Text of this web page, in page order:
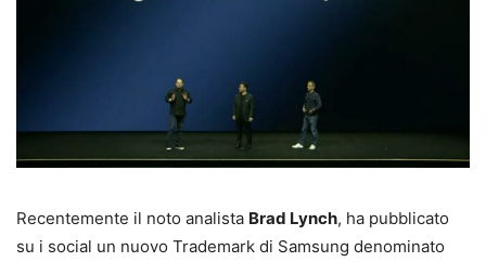
Recentemente il noto analista Brad Lynch, ha pubblicato
su i social un nuovo Trademark di Samsung denominato